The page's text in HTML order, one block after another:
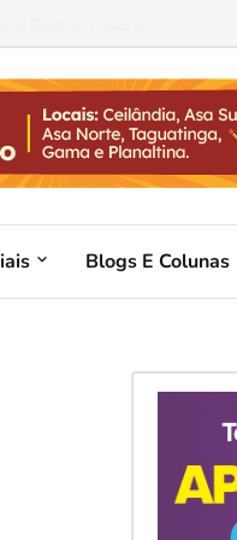
Distrito Federal...
Blogs E Colunas